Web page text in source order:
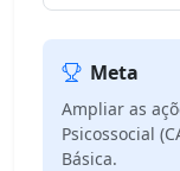
Meta
Ampliar as
Psicossocial
Básica.